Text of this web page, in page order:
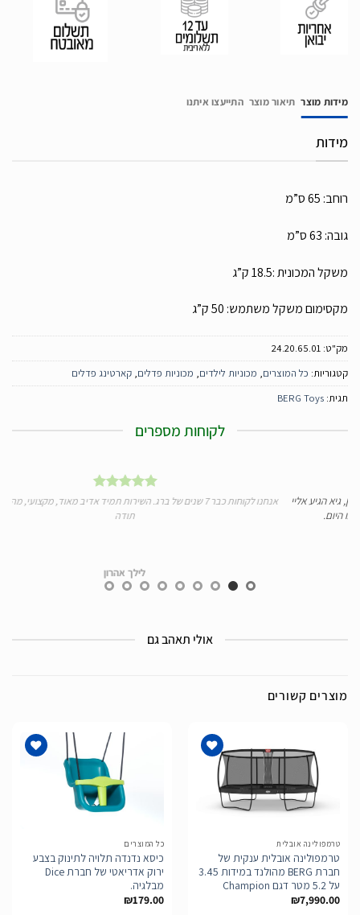
מידות מוצר תיאור מוצר התייעצו איתנו
מידות
רוחב: 65 ס”מ
גובה: 63 ס”מ
משקל המכונית :18.5 ק”ג
מקסימום משקל משתמש: 50 ק”ג
מק"ט: 24.20.65.01
קטגוריות: כל המוצרים, מכוניות לילדים, מכוניות פדלים, קארטינג פדלים
תגית: BERG Toys
לקוחות מספרים
הגיע אליי
אנחנו לקוחות כבר 7 שנים של ברג. השירות תמיד אדיב מאוד, מקצועי, מהיר
תודה
לילך אהרון
אולי תאהב גם
מוצרים קשורים
טרמפולינה אובלית
טרמפולינה אובלית ענקית של
חברת BERG מהולנד במידות 3.45
על 5.2 מטר דגם Champion
₪7,990.00
כל המוצרים
כיסא נדנדה תלויה לתינוק בצבע
ירוק אדריאטי של חברת Dice
מבלגיה.
₪179.00